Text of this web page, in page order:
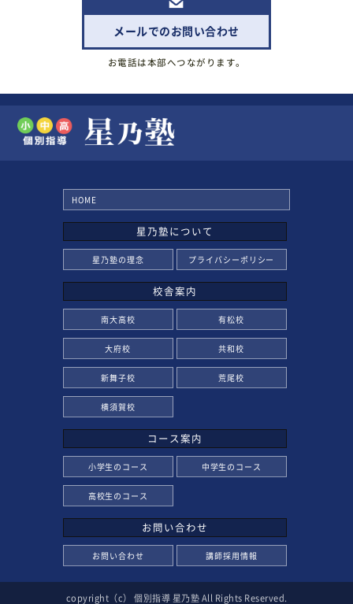
メールでのお問い合わせ
お電話は本部へつながります。
HOME
星乃塾について
星乃塾の理念 プライバシーポリシー
校舎案内
南大高校 有松校
大府校 共和校
新舞子校 荒尾校
横須賀校
コース案内
小学生のコース 中学生のコース
高校生のコース
お問い合わせ
お問い合わせ 講師採用情報
copyright（c） 個別指導 星乃塾 All Rights Reserved.